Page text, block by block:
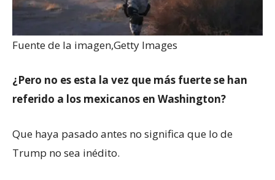
Fuente de la imagen,Getty Images
¿Pero no es esta la vez que más fuerte se han
referido a los mexicanos en Washington?
Que haya pasado antes no significa que lo de
Trump no sea inédito.